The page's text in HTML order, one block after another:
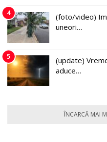
4
(foto/video)
uneori…
5
(update)
aduce…
ÎNCARCĂ MAI